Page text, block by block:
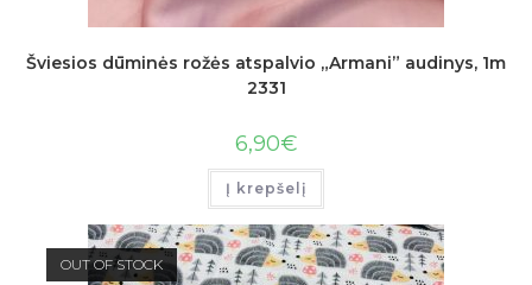
Šviesios dūminės rožės atspalvio „Armani” audinys, 1m
2331
6,90€
Į krepšelį
OUT OF STOCK